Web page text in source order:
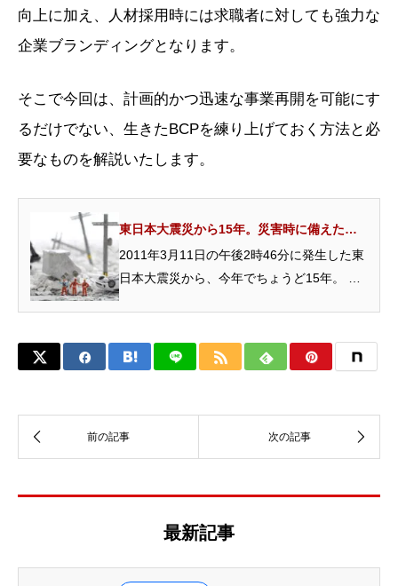
向上に加え、人材採用時には求職者に対しても強力な
企業ブランディングとなります。
そこで今回は、計画的かつ迅速な事業再開を可能にす
るだけでない、生きたBCPを練り上げておく方法と必
要なものを解説いたします。
東日本大震災から15年。災害時に備えた
BCP対策は万全ですか？従業員と会社を守る
2011年3月11日の午後2時46分に発生した東
日本大震災から、今年でちょうど15年。 当
最新記事